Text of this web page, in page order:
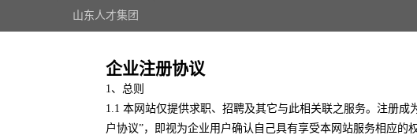
山东人才集团
企业注册协议
1、总则
1.1 本网站仅提供求职、招聘及其它与此相关联之服务。注册
户协议”，即视为企业用户确认自己具有享受本网站服务相应